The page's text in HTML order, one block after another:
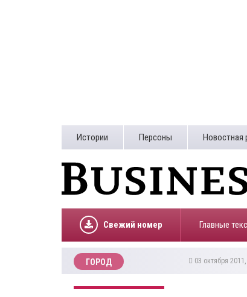
Истории Персоны Новостная
Свежий номер Главные
ГОРОД 03 октября